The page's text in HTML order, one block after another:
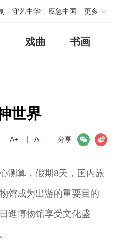
守艺中华 应急中国 更多
戏曲 书画
世界
分享
微信
A+ A-
测算，假期8天，国内旅
馆成为出游的重要目的
逛博物馆享受文化盛